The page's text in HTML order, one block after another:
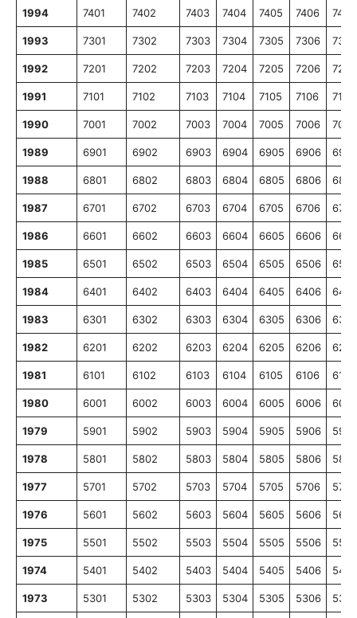
1994 7401 7402 7403 7404 7405 7406 7407
1993 7301 7302 7303 7304 7305 7306 7307
1992 7201 7202 7203 7204 7205 7206 7207
1991 7101 7102 7103 7104 7105 7106 7107
1990 7001 7002 7003 7004 7005 7006 7007
1989 6901 6902 6903 6904 6905 6906 6907
1988 6801 6802 6803 6804 6805 6806 6807
1987 6701 6702 6703 6704 6705 6706 6707
1986 6601 6602 6603 6604 6605 6606 6607
1985 6501 6502 6503 6504 6505 6506 6507
1984 6401 6402 6403 6404 6405 6406 6407
1983 6301 6302 6303 6304 6305 6306 6307
1982 6201 6202 6203 6204 6205 6206 6207
1981 6101 6102 6103 6104 6105 6106 6107
1980 6001 6002 6003 6004 6005 6006 6007
1979 5901 5902 5903 5904 5905 5906 5907
1978 5801 5802 5803 5804 5805 5806 5807
1977 5701 5702 5703 5704 5705 5706 5707
1976 5601 5602 5603 5604 5605 5606 5607
1975 5501 5502 5503 5504 5505 5506 5507
1974 5401 5402 5403 5404 5405 5406 5407
1973 5301 5302 5303 5304 5305 5306 5307